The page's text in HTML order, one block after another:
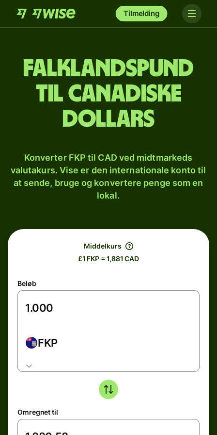
Tilmelding
Falklandspund
til canadiske
dollars
Konverter FKP til CAD ved midtmarkeds
valutakurs. Vise er den internationale konto til
at sende, bruge og konvertere penge som en
lokal.
Middelkurs
£1 FKP = 1,881 CAD
Beløb
FKP
Omregnet til